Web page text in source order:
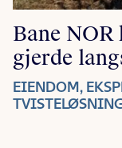
Bane
gjerde
EIENDOM,